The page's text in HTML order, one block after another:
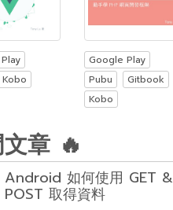
Kobo
Google Play
Pubu
Gitbook
Kobo
章 🔥
Android 如何使用 GET &
POST 取得資料